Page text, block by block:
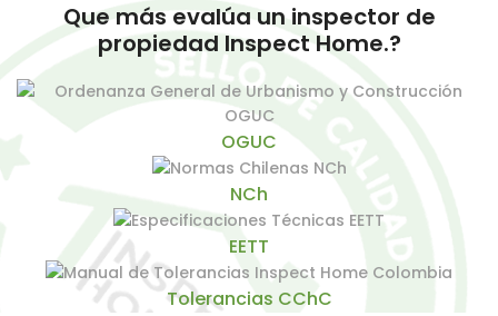
Que más evalúa un inspector de
propiedad Inspect Home.?
OGUC
NCh
EETT
Tolerancias CChC